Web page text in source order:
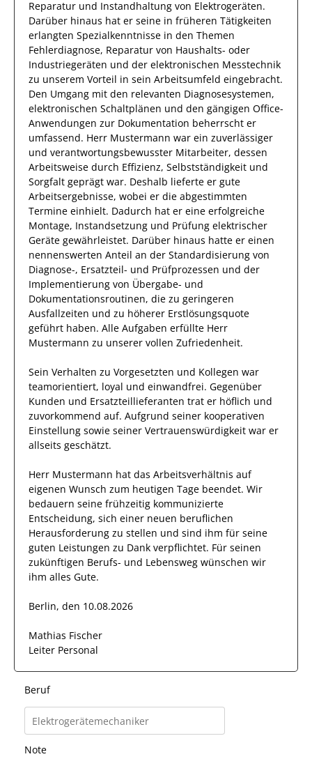
Reparatur und Instandhaltung von Elektrogeräten.
Darüber hinaus hat er seine in früheren Tätigkeiten
erlangten Spezialkenntnisse in den Themen
Fehlerdiagnose, Reparatur von Haushalts- oder
Industriegeräten und der elektronischen Messtechnik
zu unserem Vorteil in sein Arbeitsumfeld eingebracht.
Den Umgang mit den relevanten Diagnosesystemen,
elektronischen Schaltplänen und den gängigen Office-
Anwendungen zur Dokumentation beherrscht er
umfassend. Herr Mustermann war ein zuverlässiger
und verantwortungsbewusster Mitarbeiter, dessen
Arbeitsweise durch Effizienz, Selbstständigkeit und
Sorgfalt geprägt war. Deshalb lieferte er gute
Arbeitsergebnisse, wobei er die abgestimmten
Termine einhielt. Dadurch hat er eine erfolgreiche
Montage, Instandsetzung und Prüfung elektrischer
Geräte gewährleistet. Darüber hinaus hatte er einen
nennenswerten Anteil an der Standardisierung von
Diagnose-, Ersatzteil- und Prüfprozessen und der
Implementierung von Übergabe- und
Dokumentationsroutinen, die zu geringeren
Ausfallzeiten und zu höherer Erstlösungsquote
geführt haben. Alle Aufgaben erfüllte Herr
Mustermann zu unserer vollen Zufriedenheit.
Sein Verhalten zu Vorgesetzten und Kollegen war
teamorientiert, loyal und einwandfrei. Gegenüber
Kunden und Ersatzteillieferanten trat er höflich und
zuvorkommend auf. Aufgrund seiner kooperativen
Einstellung sowie seiner Vertrauenswürdigkeit war er
allseits geschätzt.
Herr Mustermann hat das Arbeitsverhältnis auf
eigenen Wunsch zum heutigen Tage beendet. Wir
bedauern seine frühzeitig kommunizierte
Entscheidung, sich einer neuen beruflichen
Herausforderung zu stellen und sind ihm für seine
guten Leistungen zu Dank verpflichtet. Für seinen
zukünftigen Berufs- und Lebensweg wünschen wir
ihm alles Gute.
Berlin, den 10.08.2026
Mathias Fischer
Leiter Personal
Beruf
Note